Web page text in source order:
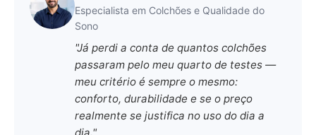
Especialista em Colchões e Qualidade do
Sono
"Já perdi a conta de quantos colchões
passaram pelo meu quarto de testes —
meu critério é sempre o mesmo:
conforto, durabilidade e se o preço
realmente se justifica no uso do dia a